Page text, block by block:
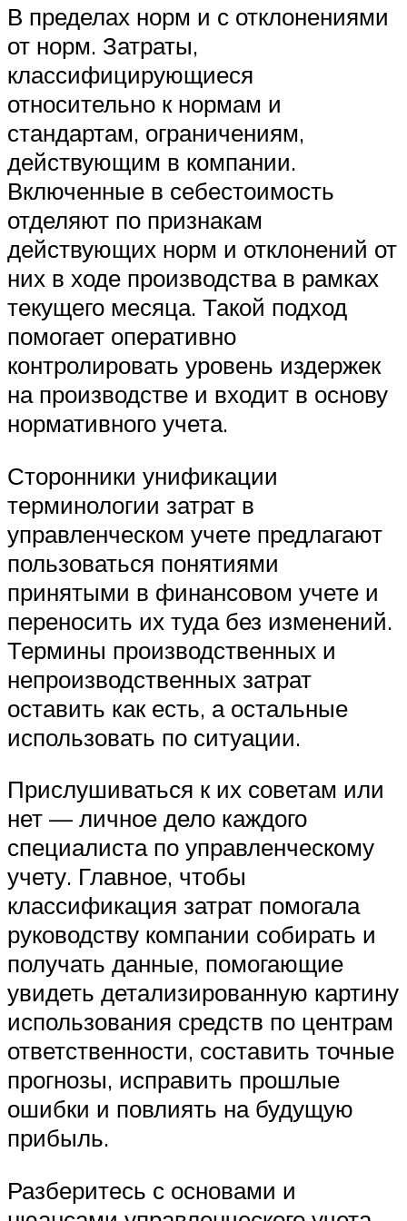
В пределах норм и с отклонениями
от норм. Затраты,
классифицирующиеся
относительно к нормам и
стандартам, ограничениям,
действующим в компании.
Включенные в себестоимость
отделяют по признакам
действующих норм и отклонений от
них в ходе производства в рамках
текущего месяца. Такой подход
помогает оперативно
контролировать уровень издержек
на производстве и входит в основу
нормативного учета.
Сторонники унификации
терминологии затрат в
управленческом учете предлагают
пользоваться понятиями
принятыми в финансовом учете и
переносить их туда без изменений.
Термины производственных и
непроизводственных затрат
оставить как есть, а остальные
использовать по ситуации.
Прислушиваться к их советам или
нет — личное дело каждого
специалиста по управленческому
учету. Главное, чтобы
классификация затрат помогала
руководству компании собирать и
получать данные, помогающие
увидеть детализированную картину
использования средств по центрам
ответственности, составить точные
прогнозы, исправить прошлые
ошибки и повлиять на будущую
прибыль.
Разберитесь с основами и